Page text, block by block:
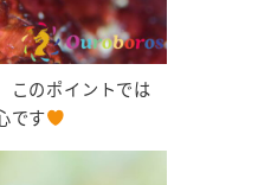
のポイントでは
です